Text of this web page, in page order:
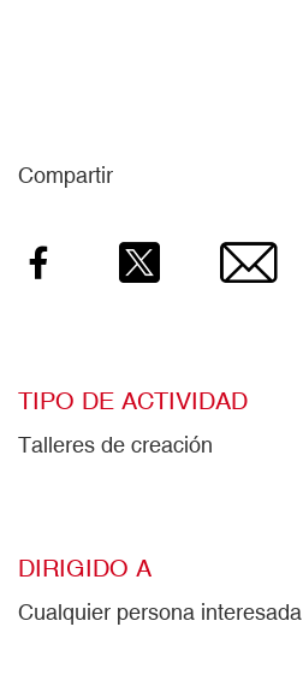
Compartir
Facebook Twitter Email
TIPO DE ACTIVIDAD
Talleres de creación
DIRIGIDO A
Cualquier persona interesada